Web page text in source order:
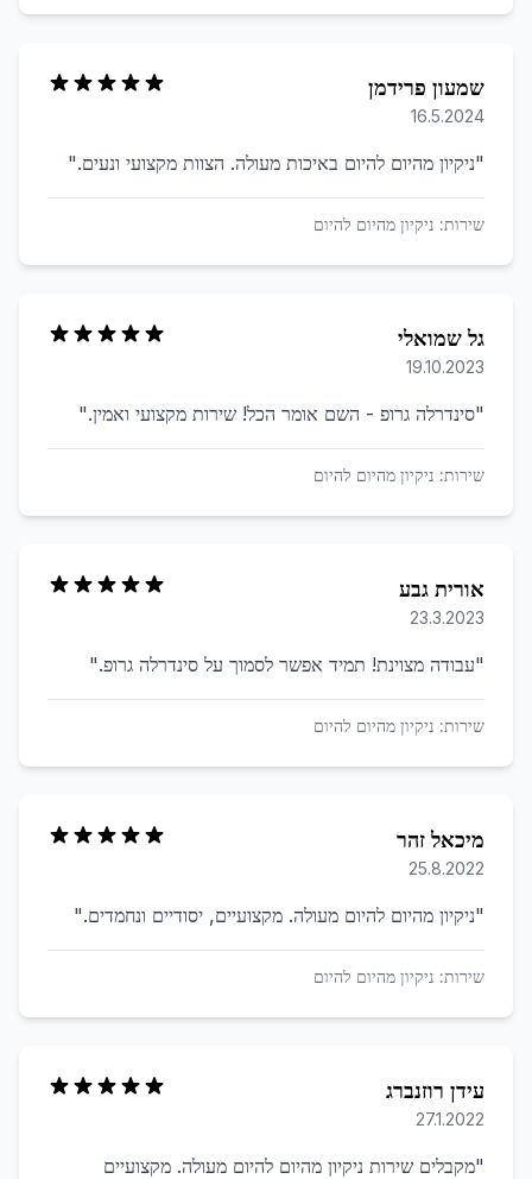
שמעון פרידמן
16.5.2024
"ניקיון מהיום להיום באיכות מעולה. הצוות מקצועי ונעים."
שירות: ניקיון מהיום להיום
גל שמואלי
19.10.2023
"סינדרלה גרופ - השם אומר הכל! שירות מקצועי ואמין."
שירות: ניקיון מהיום להיום
אורית גבע
23.3.2023
"עבודה מצוינת! תמיד אפשר לסמוך על סינדרלה גרופ."
שירות: ניקיון מהיום להיום
מיכאל זהר
25.8.2022
"ניקיון מהיום להיום מעולה. מקצועיים, יסודיים ונחמדים."
שירות: ניקיון מהיום להיום
עידן רוזנברג
27.1.2022
"מקבלים שירות ניקיון מהיום להיום מעולה. מקצועיים